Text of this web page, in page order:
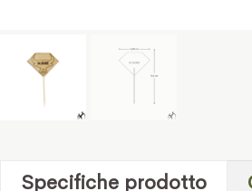
Specifiche prodotto